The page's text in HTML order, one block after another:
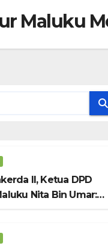
Maluku
II, Ketua DPD
Nita Bin Umar: